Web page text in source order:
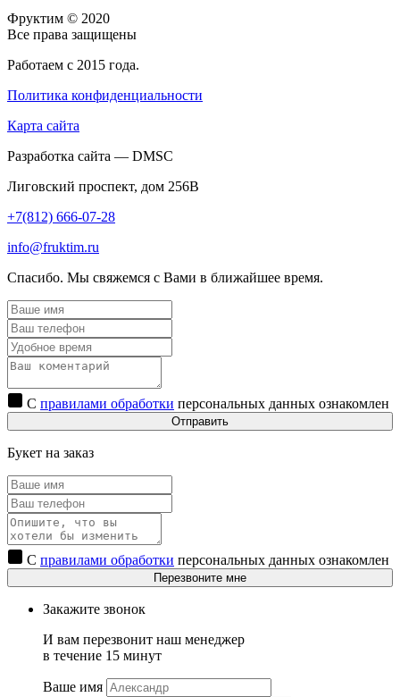
Фруктим © 2020
Все права защищены
Работаем с 2015 года.
Политика конфиденциальности
Карта сайта
Разработка сайта — DMSC
Лиговский проспект, дом 256В
+7(812) 666-07-28
info@fruktim.ru
Спасибо. Мы свяжемся с Вами в ближайшее время.
С правилами обработки персональных данных ознакомлен
Отправить
Букет на заказ
С правилами обработки персональных данных ознакомлен
Перезвоните мне
Закажите звонок
И вам перезвонит наш менеджер
в течение 15 минут
Ваше имя